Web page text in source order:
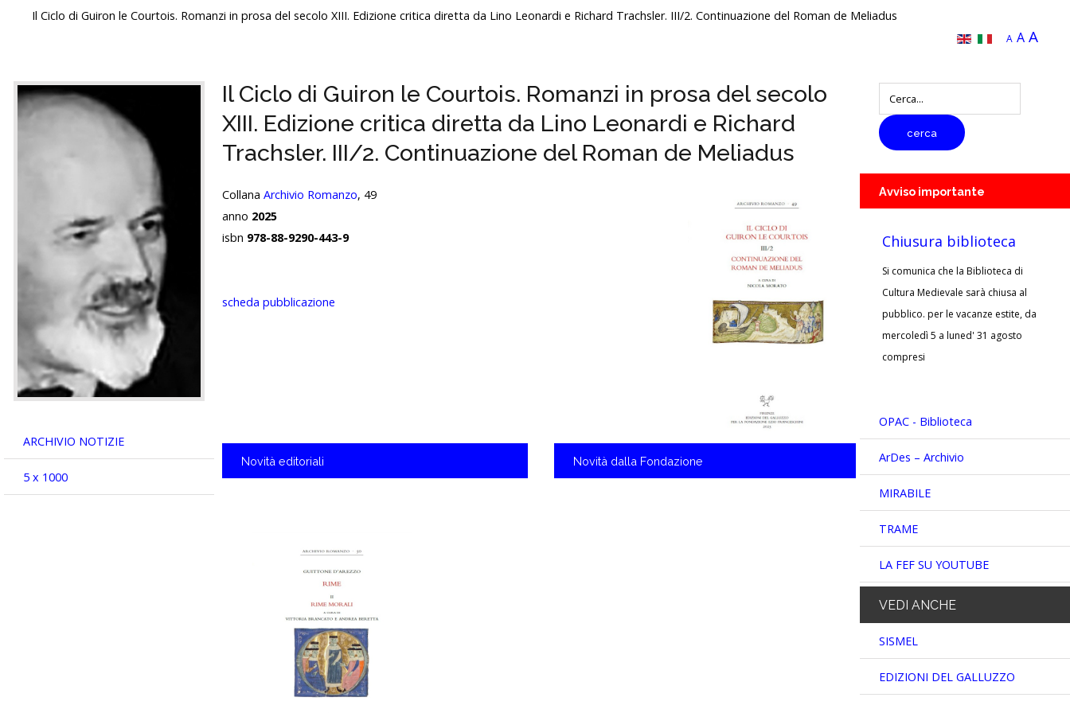
Il Ciclo di Guiron le Courtois. Romanzi in prosa del secolo XIII. Edizione critica diretta da Lino Leonardi e Richard Trachsler. III/2. Continuazione del Roman de Meliadus
A A A
Il Ciclo di Guiron le Courtois. Romanzi in prosa del secolo
XIII. Edizione critica diretta da Lino Leonardi e Richard
Trachsler. III/2. Continuazione del Roman de Meliadus
Collana Archivio Romanzo, 49
anno 2025
isbn 978-88-9290-443-9
scheda pubblicazione
Novità editoriali Novità dalla Fondazione
ARCHIVIO NOTIZIE
5 x 1000
testo
da
cercare
cerca
Avviso importante
Chiusura biblioteca
Si comunica che la Biblioteca di
Cultura Medievale sarà chiusa al
pubblico. per le vacanze estite, da
mercoledì 5 a luned' 31 agosto
compresi
OPAC - Biblioteca
ArDes – Archivio
MIRABILE
TRAME
LA FEF SU YOUTUBE
VEDIANCHE
SISMEL
EDIZIONI DEL GALLUZZO